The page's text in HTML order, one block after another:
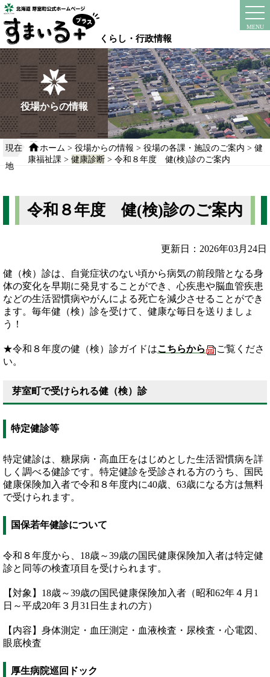
本
文
へ
移
動
る
くらし・行政情報
MENU
instagram
役場からの情報
現在
地
ホーム > 役場からの情報 > 役場の各課・施設のご案内 > 健
康福祉課 > 健康診断> 令和８年度 健(検)診のご案内
令和８年度 健(検)診のご案内
更新日：2026年03月24日
健（検）診は、自覚症状のない頃から病気の前段階となる身
体の変化を早期に発見することができ、心疾患や脳血管疾患
などの生活習慣病やがんによる死亡を減少させることができ
ます。毎年健（検）診を受けて、健康な毎日を送りましょ
う！
★令和８年度の健（検）診ガイドはこちらから
ご覧くださ
い。
芽室町で受けられる健（検）診
特定健診等
特定健診は、糖尿病・高血圧をはじめとした生活習慣病を詳
しく調べる健診です。特定健診を受診される方のうち、国民
健康保険加入者で令和８年度内に40歳、63歳になる方は無料
で受けられます。
国保若年健診について
令和８年度から、18歳～39歳の国民健康保険加入者は特定健
診と同等の検査項目を受けられます。
【対象】18歳～39歳の国民健康保険加入者（昭和62年４月1
日～平成20年３月31日生まれの方）
【内容】身体測定・血圧測定・血液検査・尿検査・心電図、
眼底検査
厚生病院巡回ドック